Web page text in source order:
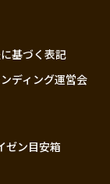
基づく表記
ディング運営会
ゼン目安箱